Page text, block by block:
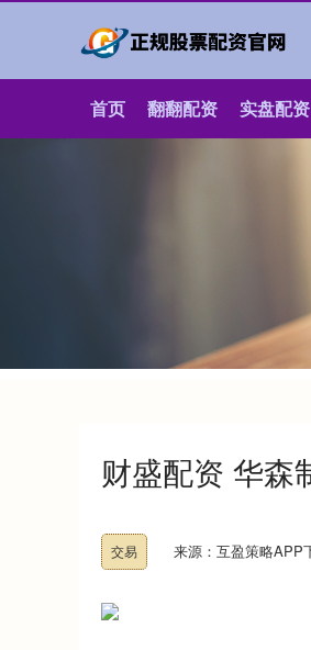
首页 翻翻配资 实盘配资
财盛配资 华森
交易 来源：互盈策略APP